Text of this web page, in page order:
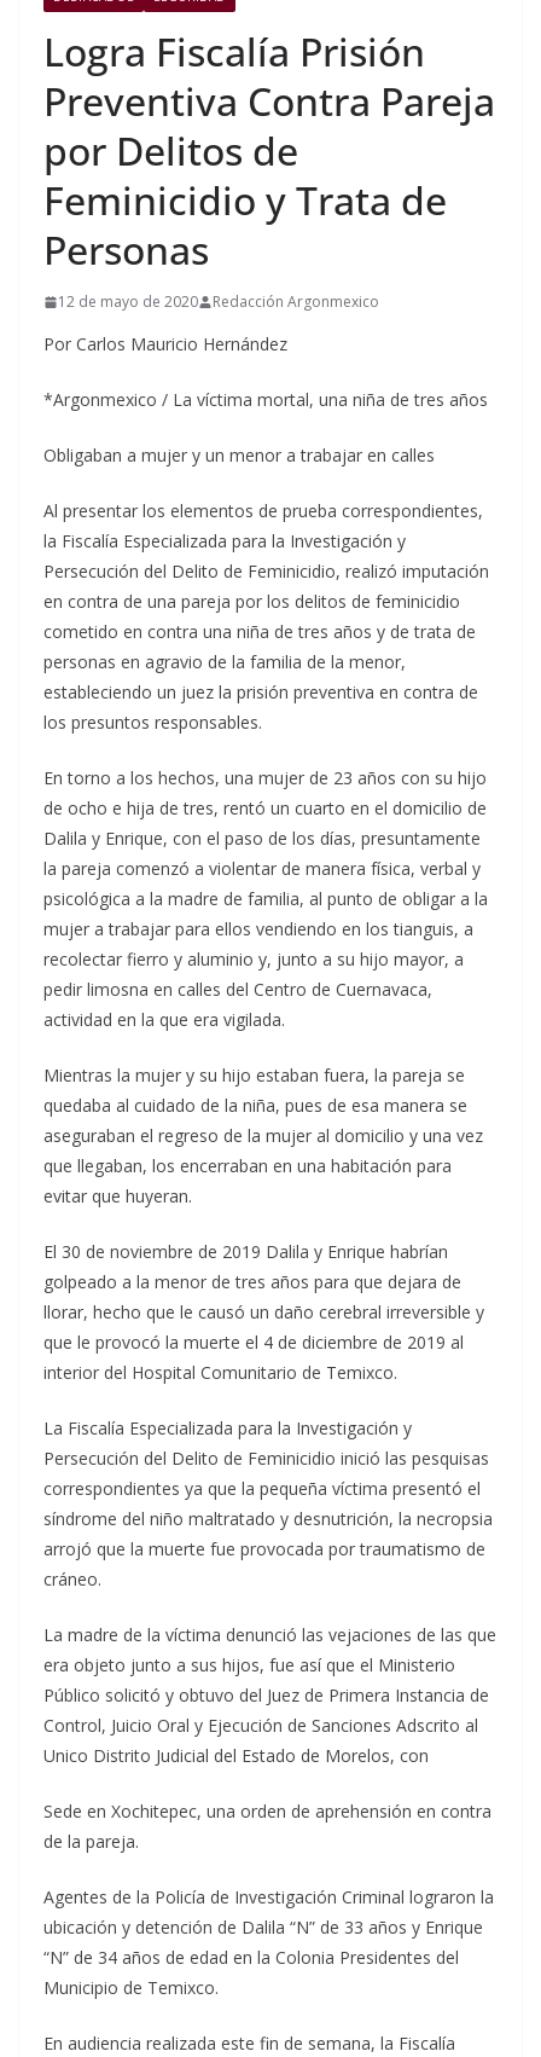
Logra Fiscalía Prisión
Preventiva Contra Pareja
por Delitos de
Feminicidio y Trata de
Personas
12 de mayo de 2020 Redacción Argonmexico
Por Carlos Mauricio Hernández
*Argonmexico / La víctima mortal, una niña de tres años
Obligaban a mujer y un menor a trabajar en calles
Al presentar los elementos de prueba correspondientes,
la Fiscalía Especializada para la Investigación y
Persecución del Delito de Feminicidio, realizó imputación
en contra de una pareja por los delitos de feminicidio
cometido en contra una niña de tres años y de trata de
personas en agravio de la familia de la menor,
estableciendo un juez la prisión preventiva en contra de
los presuntos responsables.
En torno a los hechos, una mujer de 23 años con su hijo
de ocho e hija de tres, rentó un cuarto en el domicilio de
Dalila y Enrique, con el paso de los días, presuntamente
la pareja comenzó a violentar de manera física, verbal y
psicológica a la madre de familia, al punto de obligar a la
mujer a trabajar para ellos vendiendo en los tianguis, a
recolectar fierro y aluminio y, junto a su hijo mayor, a
pedir limosna en calles del Centro de Cuernavaca,
actividad en la que era vigilada.
Mientras la mujer y su hijo estaban fuera, la pareja se
quedaba al cuidado de la niña, pues de esa manera se
aseguraban el regreso de la mujer al domicilio y una vez
que llegaban, los encerraban en una habitación para
evitar que huyeran.
El 30 de noviembre de 2019 Dalila y Enrique habrían
golpeado a la menor de tres años para que dejara de
llorar, hecho que le causó un daño cerebral irreversible y
que le provocó la muerte el 4 de diciembre de 2019 al
interior del Hospital Comunitario de Temixco.
La Fiscalía Especializada para la Investigación y
Persecución del Delito de Feminicidio inició las pesquisas
correspondientes ya que la pequeña víctima presentó el
síndrome del niño maltratado y desnutrición, la necropsia
arrojó que la muerte fue provocada por traumatismo de
cráneo.
La madre de la víctima denunció las vejaciones de las que
era objeto junto a sus hijos, fue así que el Ministerio
Público solicitó y obtuvo del Juez de Primera Instancia de
Control, Juicio Oral y Ejecución de Sanciones Adscrito al
Unico Distrito Judicial del Estado de Morelos, con
Sede en Xochitepec, una orden de aprehensión en contra
de la pareja.
Agentes de la Policía de Investigación Criminal lograron la
ubicación y detención de Dalila “N” de 33 años y Enrique
“N” de 34 años de edad en la Colonia Presidentes del
Municipio de Temixco.
En audiencia realizada este fin de semana, la Fiscalía